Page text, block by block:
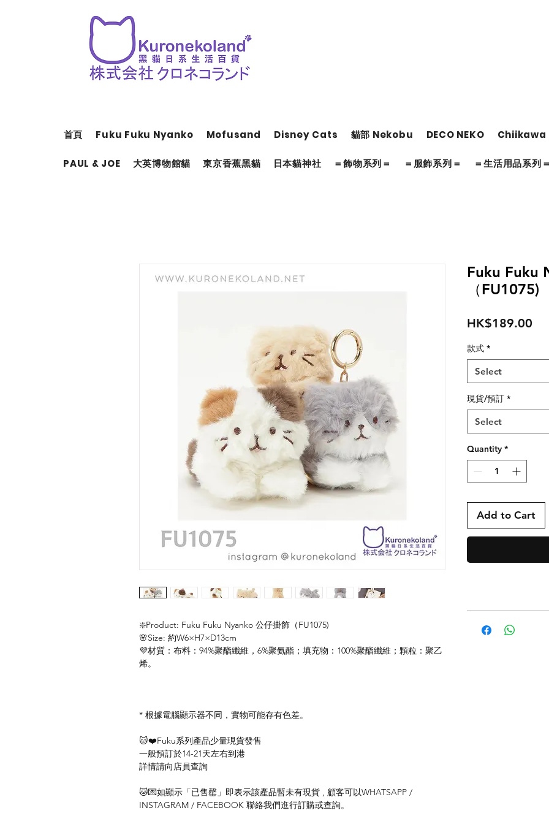
首頁 Fuku Fuku Nyanko Mofusand Disney Cats 貓部 Nekobu DECO NEKO Chiikawa
PAUL & JOE 大英博物館貓 東京香蕉黑貓 日本貓神社 ＝飾物系列＝ ＝服飾系列＝ ＝生活用品系列＝
❇️Product: Fuku Fuku Nyanko 公仔掛飾（FU1075)
🌸Size: 約W6×H7×D13cm
💜材質：布料：94%聚酯纖維，6%聚氨酯；填充物：100%聚酯纖維；顆粒：聚乙
烯。
* 根據電腦顯示器不同，實物可能存有色差。
🐱❤️Fuku系列產品少量現貨發售
一般預訂於14-21天左右到港
詳情請向店員查詢
🐱💌如顯示「已售罄」即表示該產品暫未有現貨 , 顧客可以WHATSAPP /
INSTAGRAM / FACEBOOK 聯絡我們進行訂購或查詢。
Fuku Fuku
（FU1075)
HK$189.00
款式 *
Select
現貨/預訂 *
Select
Quantity *
Add to Cart